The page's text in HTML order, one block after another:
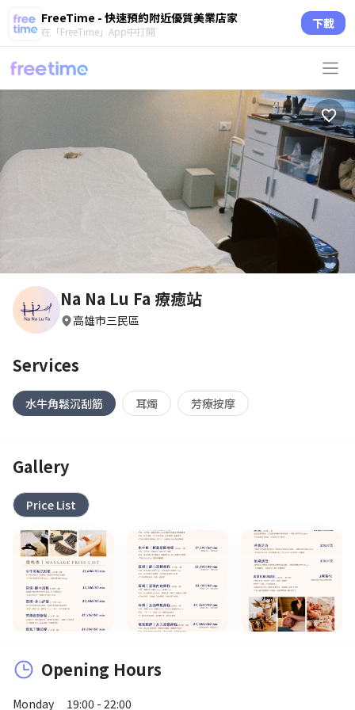
FreeTime - 快速預約附近優質美業店家
在「FreeTime」App中打開 下載
Na Na Lu Fa 療癒站
高雄市三民區
Services
水牛角鬆沉刮筋 耳燭 芳療按摩
Gallery
Price List
Opening Hours
Monday 19:00 - 22:00